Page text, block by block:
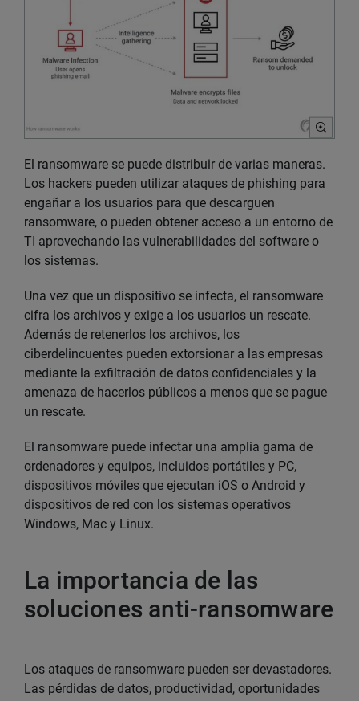
El ransomware se puede distribuir de varias maneras.
Los hackers pueden utilizar ataques de phishing para
engañar a los usuarios para que descarguen
ransomware, o pueden obtener acceso a un entorno de
TI aprovechando las vulnerabilidades del software o
los sistemas.
Una vez que un dispositivo se infecta, el ransomware
cifra los archivos y exige a los usuarios un rescate.
Además de retenerlos los archivos, los
ciberdelincuentes pueden extorsionar a las empresas
mediante la exfiltración de datos confidenciales y la
amenaza de hacerlos públicos a menos que se pague
un rescate.
El ransomware puede infectar una amplia gama de
ordenadores y equipos, incluidos portátiles y PC,
dispositivos móviles que ejecutan iOS o Android y
dispositivos de red con los sistemas operativos
Windows, Mac y Linux.
La importancia de las
soluciones anti-ransomware
Los ataques de ransomware pueden ser devastadores.
Las pérdidas de datos, productividad, oportunidades